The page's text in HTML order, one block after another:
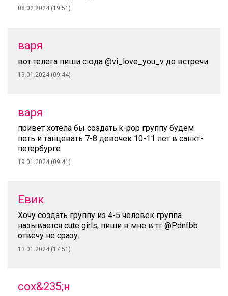
08.02.2024 (19:51)
варя
вот телега пиши сюда @vi_love_you_v до встречи
19.01.2024 (09:44)
варя
привет хотела бы создать k-pop группу будем
петь и танцевать 7-8 девочек 10-11 лет в санкт-
петербурге
19.01.2024 (09:41)
Евик
Хочу создать группу из 4-5 человек группа
называется cute girls, пиши в мне в тг @Pdnfbb
отвечу не сразу.
13.01.2024 (17:51)
сох&235;н